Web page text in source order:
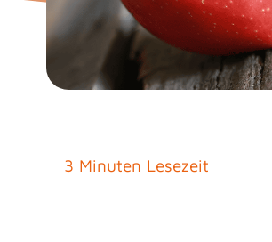
3 Minuten Lesezeit